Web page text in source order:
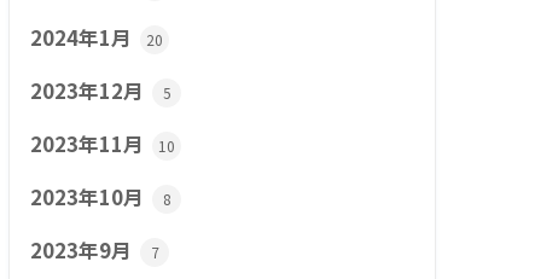
2024年1月 20
2023年12月 5
2023年11月 10
2023年10月 8
2023年9月 7